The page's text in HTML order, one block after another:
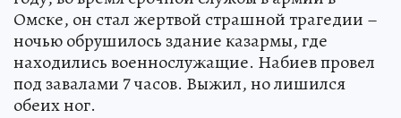
Омске, он стал жертвой страшной трагедии –
ночью обрушилось здание казармы, где
находились военнослужащие. Набиев провел
под завалами 7 часов. Выжил, но лишился
обеих ног.